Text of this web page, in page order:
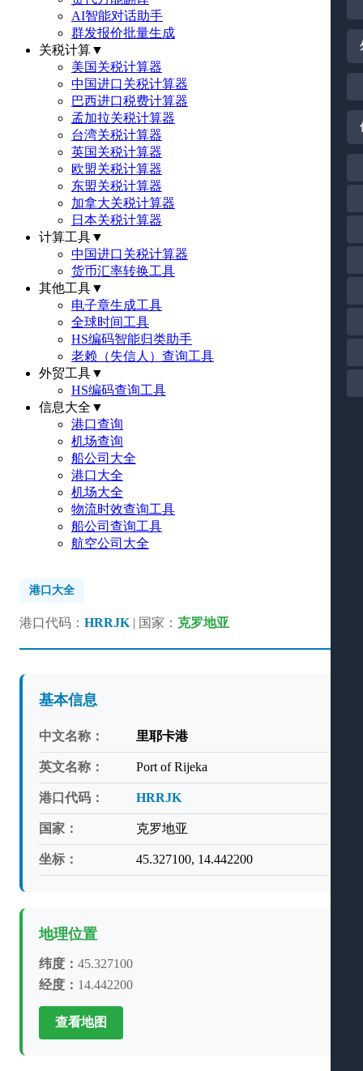
AI智能对话助手
群发报价批量生成
关税计算▼
美国关税计算器
中国进口关税计算器
巴西进口税费计算器
孟加拉关税计算器
台湾关税计算器
英国关税计算器
欧盟关税计算器
东盟关税计算器
加拿大关税计算器
日本关税计算器
计算工具▼
中国进口关税计算器
货币汇率转换工具
其他工具▼
电子章生成工具
全球时间工具
HS编码智能归类助手
老赖（失信人）查询工具
外贸工具▼
HS编码查询工具
信息大全 ▼
港口查询
机场查询
船公司大全
港口大全
机场大全
物流时效查询工具
船公司查询工具
航空公司大全
港口大全
港口代码： HRRJK | 国家： 克罗地亚
基本信息
中文名称： 里耶卡港
英文名称： Port of Rijeka
港口代码： HRRJK
国家： 克罗地亚
坐标： 45.327100, 14.442200
地理位置
纬度： 45.327100
经度： 14.442200
查看地图